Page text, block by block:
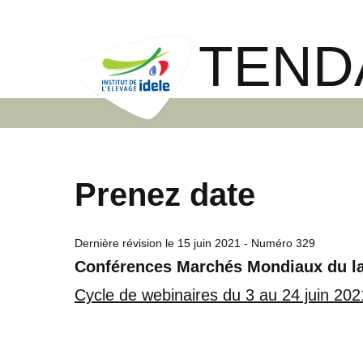
Prenez date
Dernière révision le 15 juin 2021 - Numéro 329
Conférences Marchés Mondiaux du
Cycle de webinaires du 3 au 24 juin